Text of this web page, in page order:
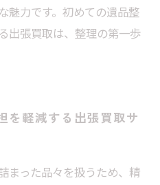
魅力です。初めての遺品整
出張買取は、整理の第一歩
を軽減する出張買取サ
まった品々を扱うため、精